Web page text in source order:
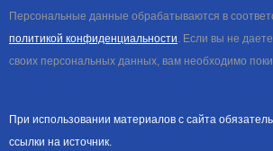
Персональные данные обрабатываются в
политикой конфиденциальности. Если вы не
своих персональных данных, вам необходимо
При использовании материалов с сайта
ссылки на источник.